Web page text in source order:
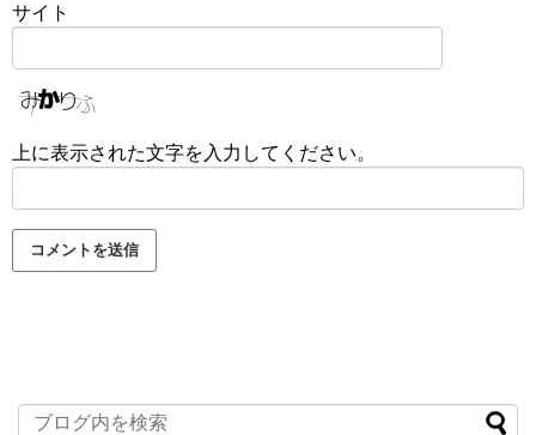
サイト
上に表示された文字を入力してください。